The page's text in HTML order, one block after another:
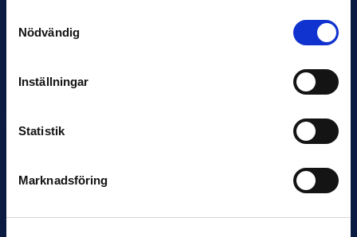
Nödvändig
Inställningar
Statistik
Marknadsföring
och Superettan
Elfenbenskusten…